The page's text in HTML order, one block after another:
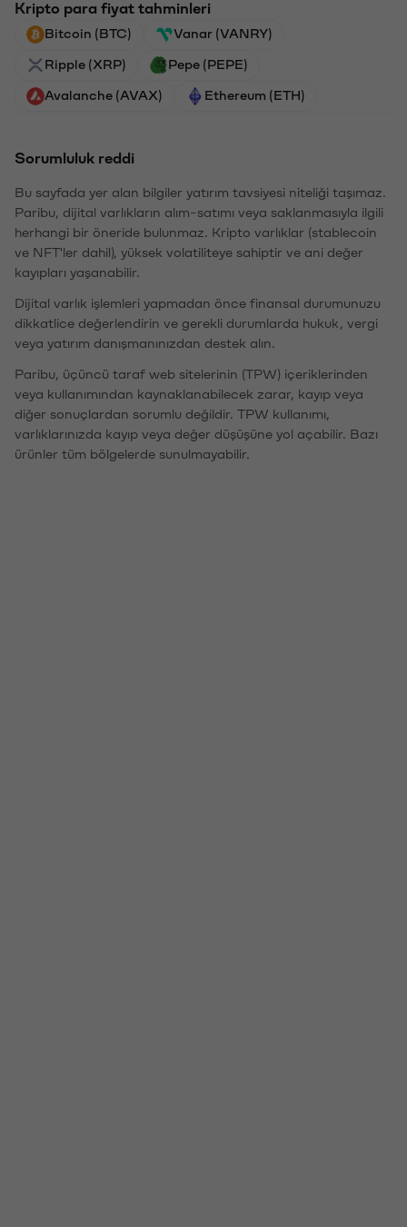
Kripto para fiyat tahminleri
Bitcoin (BTC) Vanar (VANRY)
Ripple (XRP) Pepe (PEPE)
Avalanche (AVAX) Ethereum (ETH)
Sorumluluk reddi
Bu sayfada yer alan bilgiler yatırım tavsiyesi niteliği taşımaz.
Paribu, dijital varlıkların alım-satımı veya saklanmasıyla ilgili
herhangi bir öneride bulunmaz. Kripto varlıklar (stablecoin
ve NFT'ler dahil), yüksek volatiliteye sahiptir ve ani değer
kayıpları yaşanabilir.
Dijital varlık işlemleri yapmadan önce finansal durumunuzu
dikkatlice değerlendirin ve gerekli durumlarda hukuk, vergi
veya yatırım danışmanınızdan destek alın.
Paribu, üçüncü taraf web sitelerinin (TPW) içeriklerinden
veya kullanımından kaynaklanabilecek zarar, kayıp veya
diğer sonuçlardan sorumlu değildir. TPW kullanımı,
varlıklarınızda kayıp veya değer düşüşüne yol açabilir. Bazı
ürünler tüm bölgelerde sunulmayabilir.